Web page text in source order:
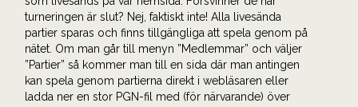
turneringen är slut? Nej, faktiskt inte! Alla livesända
partier sparas och finns tillgängliga att spela genom på
nätet. Om man går till menyn ”Medlemmar” och väljer
”Partier” så kommer man till en sida där man antingen
kan spela genom partierna direkt i webläsaren eller
ladda ner en stor PGN-fil med (för närvarande) över